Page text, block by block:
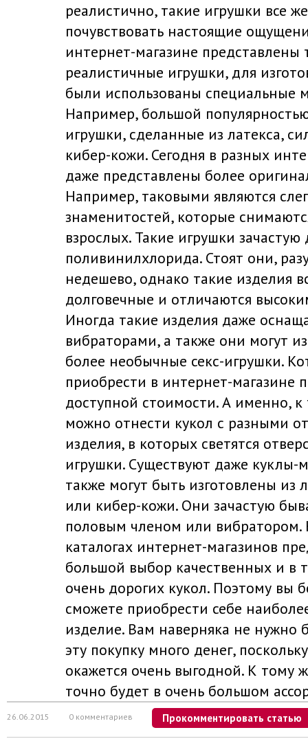
реалистично, такие игрушки все
почувствовать настоящие
интернет-магазине представлены
реалистичные игрушки, для
были использованы специальные
Например, большой
игрушки, сделанные из латекса,
кибер-кожи. Сегодня в разных
даже представлены более
Например, таковыми являются
знаменитостей, которые
взрослых. Такие игрушки
поливинилхлорида. Стоят они,
недешево, однако такие изделия
долговечные и отличаются
Иногда такие изделия даже
вибраторами, а также они могут
более необычные секс-игрушки.
приобрести в интернет-магазине
доступной стоимости. А именно,
можно отнести кукол с разными
изделия, в которых светятся
игрушки. Существуют даже
также могут быть изготовлены из
или кибер-кожи. Они зачастую
половым членом или вибратором.
каталогах интернет-магазинов
большой выбор качественных и в
очень дорогих кукол. Поэтому вы
сможете приобрести себе
изделие. Вам наверняка не нужно
эту покупку много денег,
окажется очень выгодной. К тому
точно будет в очень большом
26.06.2015 0 комментариев Прокомментировать статью